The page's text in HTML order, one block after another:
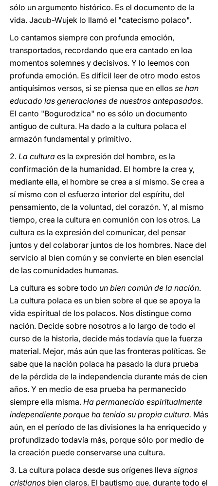
sólo un argumento histórico. Es el documento de la
vida. Jacub-Wujek lo llamó el "catecismo polaco".
Lo cantamos siempre con profunda emoción,
transportados, recordando que era cantado en loa
momentos solemnes y decisivos. Y lo leemos con
profunda emoción. Es difícil leer de otro modo estos
antiquísimos versos, si se piensa que en ellos se han
educado las generaciones de nuestros antepasados.
El canto "Bogurodzica" no es sólo un documento
antiguo de cultura. Ha dado a la cultura polaca el
armazón fundamental y primitivo.
2. La cultura es la expresión del hombre, es la
confirmación de la humanidad. El hombre la crea y,
mediante ella, el hombre se crea a sí mismo. Se crea a
sí mismo con el esfuerzo interior del espíritu, del
pensamiento, de la voluntad, del corazón. Y, al mismo
tiempo, crea la cultura en comunión con los otros. La
cultura es la expresión del comunicar, del pensar
juntos y del colaborar juntos de los hombres. Nace del
servicio al bien común y se convierte en bien esencial
de las comunidades humanas.
La cultura es sobre todo un bien común de la nación.
La cultura polaca es un bien sobre el que se apoya la
vida espiritual de los polacos. Nos distingue como
nación. Decide sobre nosotros a lo largo de todo el
curso de la historia, decide más todavía que la fuerza
material. Mejor, más aún que las fronteras políticas. Se
sabe que la nación polaca ha pasado la dura prueba
de la pérdida de la independencia durante más de cien
años. Y en medio de esa prueba ha permanecido
siempre ella misma. Ha permanecido espiritualmente
independiente porque ha tenido su propia cultura. Más
aún, en el período de las divisiones la ha enriquecido y
profundizado todavía más, porque sólo por medio de
la creación puede conservarse una cultura.
3. La cultura polaca desde sus orígenes lleva signos
cristianos bien claros. El bautismo que, durante todo el